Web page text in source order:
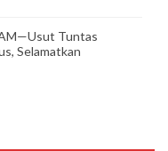
Tuntas
Selamatkan